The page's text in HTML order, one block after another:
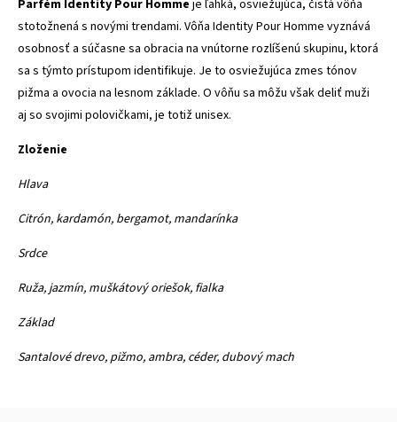
Parfém Identity Pour Homme je ľahká, osviežujúca, čistá vôňa
stotožnená s novými trendami. Vôňa Identity Pour Homme vyznává
osobnosť a súčasne sa obracia na vnútorne rozlíšenú skupinu, ktorá
sa s týmto prístupom identifikuje. Je to osviežujúca zmes tónov
pižma a ovocia na lesnom základe. O vôňu sa môžu však deliť muži
aj so svojimi polovičkami, je totiž unisex.
Zloženie
Hlava
Citrón, kardamón, bergamot, mandarínka
Srdce
Ruža, jazmín, muškátový oriešok, fialka
Základ
Santalové drevo, pižmo, ambra, céder, dubový mach